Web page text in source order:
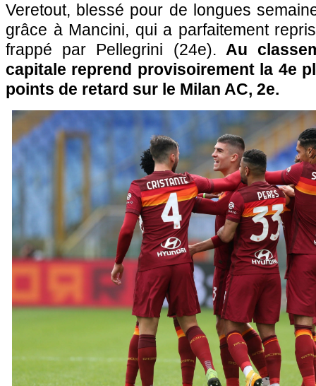
Veretout, blessé pour de longues
grâce à Mancini, qui a parfaitement
frappé par Pellegrini (24e). Au
capitale reprend provisoirement la 4e
points de retard sur le Milan AC, 2e.